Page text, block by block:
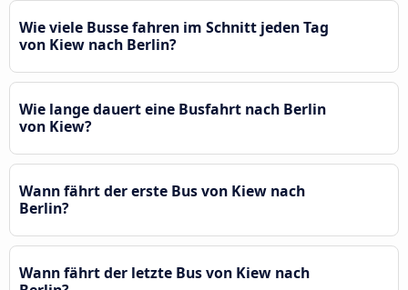
Wie viele Busse fahren im Schnitt jeden Tag
von Kiew nach Berlin?
Wie lange dauert eine Busfahrt nach Berlin
von Kiew?
Wann fährt der erste Bus von Kiew nach
Berlin?
Wann fährt der letzte Bus von Kiew nach